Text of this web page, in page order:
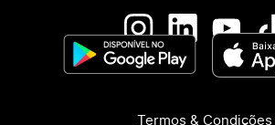
Termos & Condições